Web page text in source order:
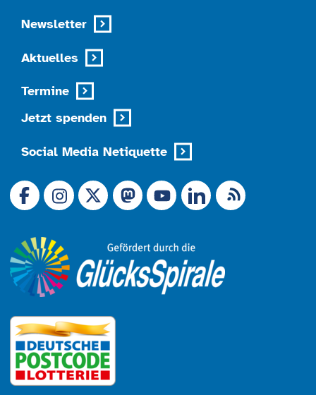
Newsletter
Aktuelles
Termine
Jetzt spenden
Social Media Netiquette
Link zu X (Ex-Twitter)
RSS-Feed